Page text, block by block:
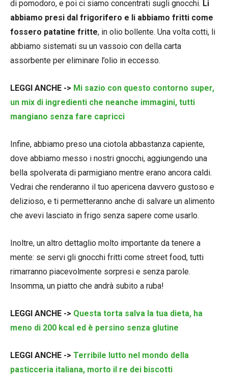
di pomodoro, e poi ci siamo concentrati sugli gnocchi. Li
abbiamo presi dal frigorifero e li abbiamo fritti come
fossero patatine fritte, in olio bollente. Una volta cotti, li
abbiamo sistemati su un vassoio con della carta
assorbente per eliminare l’olio in eccesso.
LEGGI ANCHE -> Mi sazio con questo contorno super,
un mix di ingredienti che neanche immagini, tutti
mangiano senza fare capricci
Infine, abbiamo preso una ciotola abbastanza capiente,
dove abbiamo messo i nostri gnocchi, aggiungendo una
bella spolverata di parmigiano mentre erano ancora caldi.
Vedrai che renderanno il tuo apericena davvero gustoso e
delizioso, e ti permetteranno anche di salvare un alimento
che avevi lasciato in frigo senza sapere come usarlo.
Inoltre, un altro dettaglio molto importante da tenere a
mente: se servi gli gnocchi fritti come street food, tutti
rimarranno piacevolmente sorpresi e senza parole.
Insomma, un piatto che andrà subito a ruba!
LEGGI ANCHE -> Questa torta salva la tua dieta, ha
meno di 200 kcal ed è persino senza glutine
LEGGI ANCHE -> Terribile lutto nel mondo della
pasticceria italiana, morto il re dei biscotti